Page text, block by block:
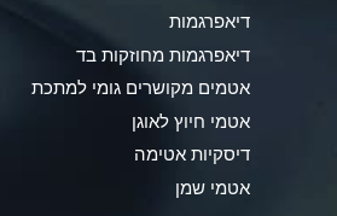
Chloride (Aqueous)
Hydroxide (conc.)
Nitrate (Aqueous)
Nitrite (Aqueous)
דיאפרגמות
דיאפרגמות מחוזקות בד
אטמים מקושרים גומי למתכת
אטמי חיוץ לאוגן
דיסקיות אטימה
אטמי שמן